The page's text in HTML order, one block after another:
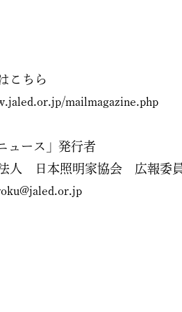
こちら
mailmagazine.php
ュース」発行者
人 日本照明家協会 広報委